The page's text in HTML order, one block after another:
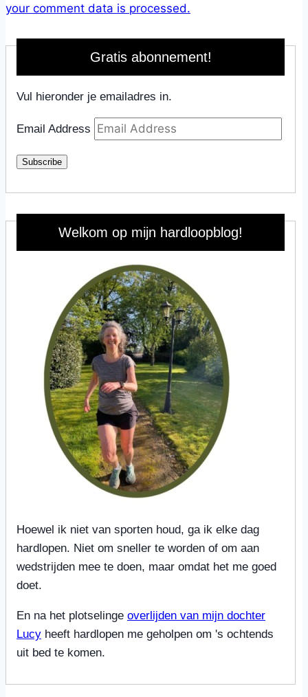
your comment data is processed.
Gratis abonnement!
Vul hieronder je emailadres in.
Email Address
Subscribe
Welkom op mijn hardloopblog!
Hoewel ik niet van sporten houd, ga ik elke dag
hardlopen. Niet om sneller te worden of om aan
wedstrijden mee te doen, maar omdat het me goed
doet.
En na het plotselinge overlijden van mijn dochter
Lucy heeft hardlopen me geholpen om 's ochtends
uit bed te komen.